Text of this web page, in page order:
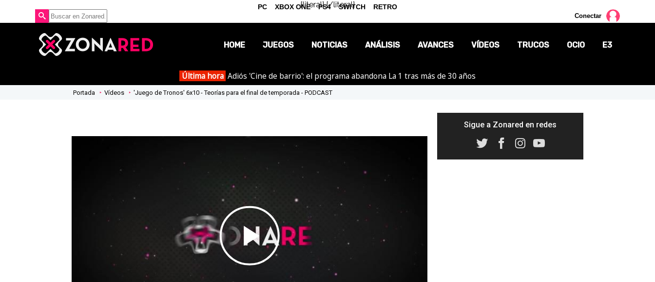
{literal}{/literal}
Conectar
HOME JUEGOS NOTICIAS
OPINIÓN
ANÁLISIS AVANCES VÍDEOS TRUCOS OCIO E3
Última hora Adiós 'Cine de barrio': el programa abandona La 1 tras más de 30 años
Portada Vídeos 'Juego de Tronos' 6x10 - Teorías para el final de temporada - PODCAST
Play
Sigue a Zonared en redes
PC XBOX ONE PS4 SWITCH RETRO